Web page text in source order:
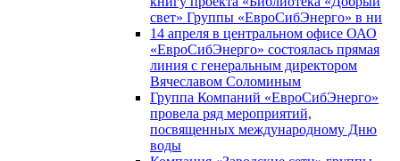
свет» Группы «ЕвроСибЭнерго» в ни
14 апреля в центральном офисе ОАО
«ЕвроСибЭнерго» состоялась прямая
линия с генеральным директором
Вячеславом Соломиным
Группа Компаний «ЕвроСибЭнерго»
провела ряд мероприятий,
посвященных международному Дню
воды